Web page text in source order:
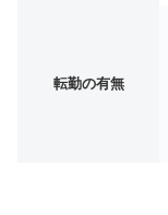
転勤の有無